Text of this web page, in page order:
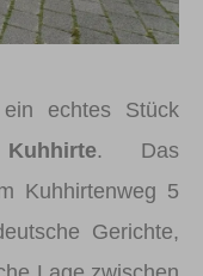
echtes Stück
. Das
Kuhhirtenweg 5
Gerichte,